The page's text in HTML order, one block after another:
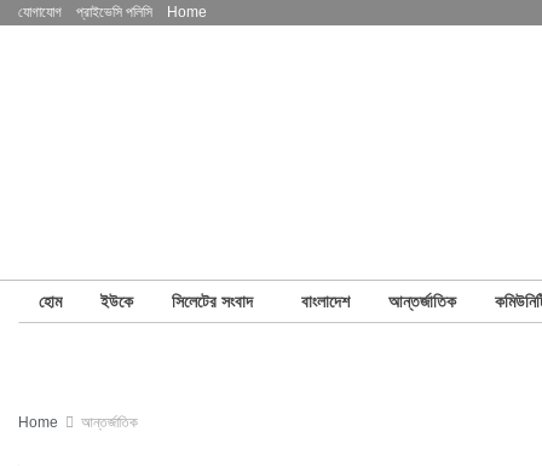
যোগাযোগ প্রাইভেসি পলিসি Home
হোম ইউকে সিলেটের সংবাদ বাংলাদেশ আন্তর্জাতিক
Home আন্তর্জাতিক